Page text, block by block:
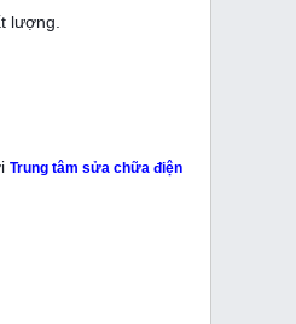
lượng.
Trung tâm sửa chữa điện